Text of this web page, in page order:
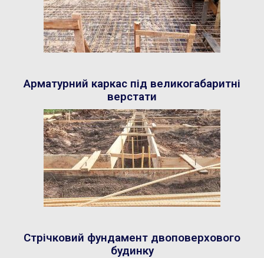
Арматурний каркас під великогабаритні
верстати
Стрічковий фундамент двоповерхового
будинку